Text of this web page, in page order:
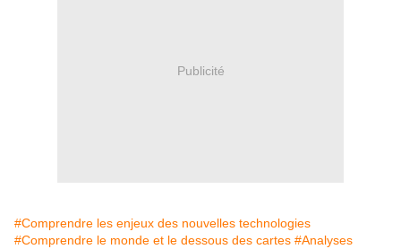
Publicité
#Comprendre les enjeux des nouvelles technologies
#Comprendre le monde et le dessous des cartes #Analyses